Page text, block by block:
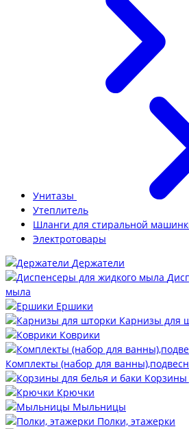
Унитазы
Утеплитель
Шланги для стиральной
Электротовары
Держатели
мыла
Ершики
Карнизы для
Коврики
Комплекты (набор для
Корзины
Крючки
Мыльницы
Полки, этажерки